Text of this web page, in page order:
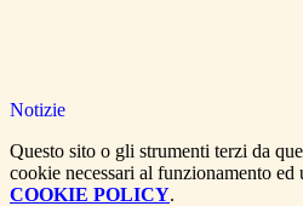
Notizie
Questo sito o gli strumenti terzi da
cookie necessari al funzionamento
COOKIE POLICY.